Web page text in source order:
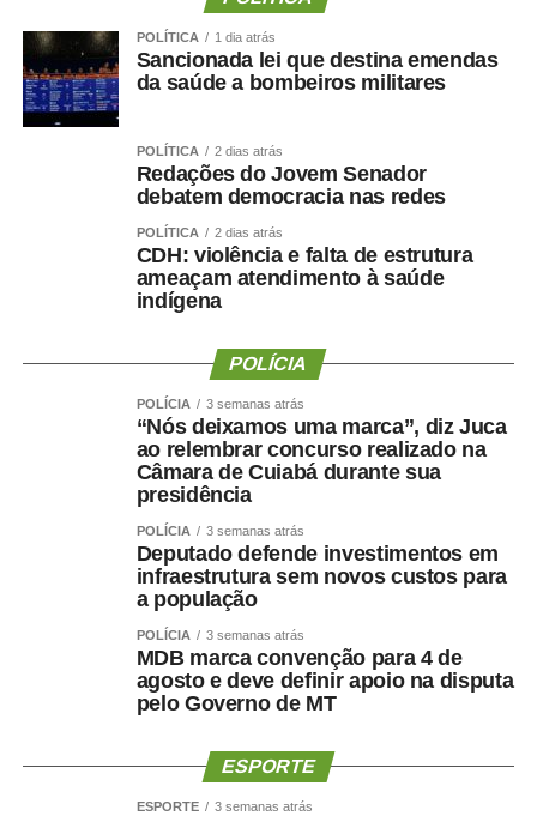
POLÍTICA 1 dia atrás
Sancionada lei que destina emendas
da saúde a bombeiros militares
POLÍTICA 2 dias atrás
Redações do Jovem Senador
debatem democracia nas redes
POLÍTICA 2 dias atrás
CDH: violência e falta de estrutura
ameaçam atendimento à saúde
indígena
POLÍCIA
POLÍCIA 3 semanas atrás
“Nós deixamos uma marca”, diz Juca
ao relembrar concurso realizado na
Câmara de Cuiabá durante sua
presidência
POLÍCIA 3 semanas atrás
Deputado defende investimentos em
infraestrutura sem novos custos para
a população
POLÍCIA 3 semanas atrás
MDB marca convenção para 4 de
agosto e deve definir apoio na disputa
pelo Governo de MT
ESPORTE
ESPORTE 3 semanas atrás